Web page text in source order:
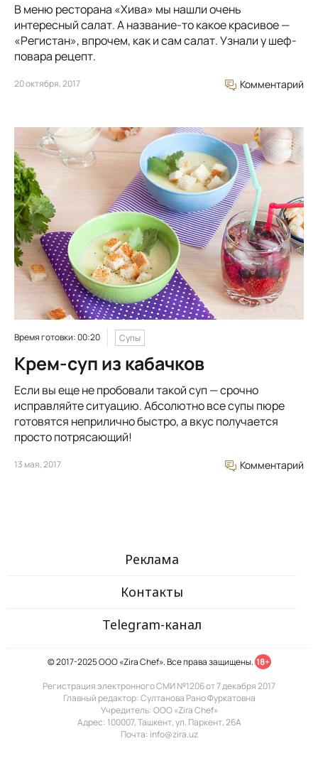
В меню ресторана «Хива» мы нашли очень
интересный салат. А название-то какое красивое —
«Регистан», впрочем, как и сам салат. Узнали у шеф-
повара рецепт.
20 октября, 2017 Комментарий
Время готовки: 00:20 Супы
Крем-суп из кабачков
Если вы еще не пробовали такой суп — срочно
исправляйте ситуацию. Абсолютно все супы пюре
готовятся неприлично быстро, а вкус получается
просто потрясающий!
13 мая, 2017 Комментарий
Реклама
Контакты
Telegram-канал
© 2017-2025 ООО «Zira Chef». Все права защищены. 18+
Регистрация электронного СМИ №1206 от 7 декабря 2017
Главный редактор: Султанова Рано Фуркатовна
Учредитель: ООО «Zira Chef»
Адрес: 100007, Ташкент, ул. Паркент, 26А
Почта: info@zira.uz